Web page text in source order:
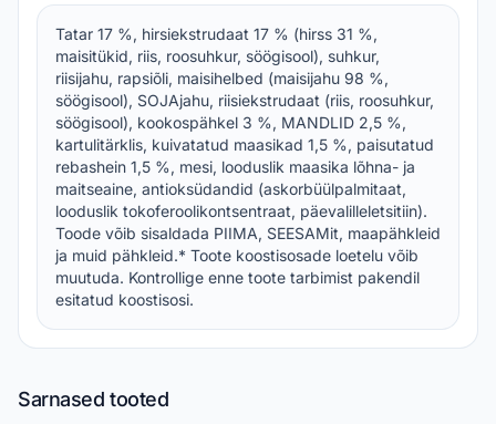
Tatar 17 %, hirsiekstrudaat 17 % (hirss 31 %,
maisitükid, riis, roosuhkur, söögisool), suhkur,
riisijahu, rapsiõli, maisihelbed (maisijahu 98 %,
söögisool), SOJAjahu, riisiekstrudaat (riis, roosuhkur,
söögisool), kookospähkel 3 %, MANDLID 2,5 %,
kartulitärklis, kuivatatud maasikad 1,5 %, paisutatud
rebashein 1,5 %, mesi, looduslik maasika lõhna- ja
maitseaine, antioksüdandid (askorbüülpalmitaat,
looduslik tokoferoolikontsentraat, päevalilleletsitiin).
Toode võib sisaldada PIIMA, SEESAMit, maapähkleid
ja muid pähkleid.* Toote koostisosade loetelu võib
muutuda. Kontrollige enne toote tarbimist pakendil
esitatud koostisosi.
Sarnased tooted